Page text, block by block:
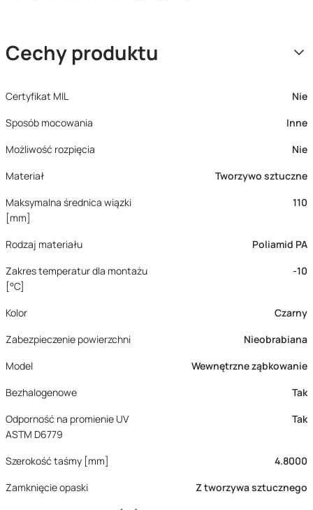
Cechy produktu
Certyfikat MIL
Nie
Sposób mocowania
Inne
Możliwość rozpięcia
Nie
Materiał
Tworzywo sztuczne
Maksymalna średnica wiązki
[mm]
110
Rodzaj materiału
Poliamid PA
Zakres temperatur dla montażu
[°C]
-10
Kolor
Czarny
Zabezpieczenie powierzchni
Nieobrabiana
Model
Wewnętrzne ząbkowanie
Bezhalogenowe
Tak
Odporność na promienie UV
ASTM D6779
Tak
Szerokość taśmy [mm]
4.8000
Zamknięcie opaski
Z tworzywa sztucznego